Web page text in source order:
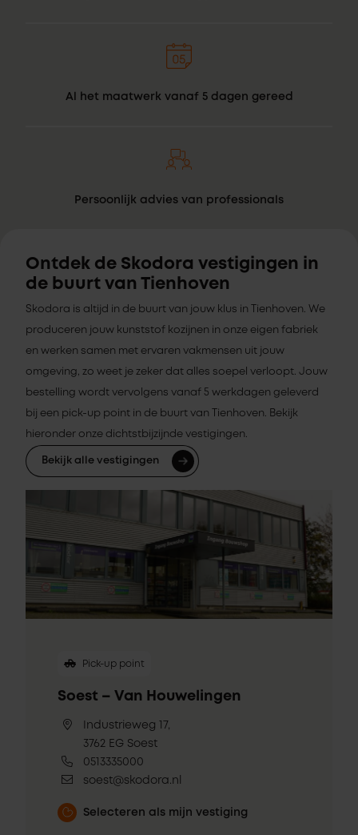
Al het maatwerk vanaf 5 dagen gereed
Persoonlijk advies van professionals
Ontdek de Skodora vestigingen in
de buurt van Tienhoven
Skodora is altijd in de buurt van jouw klus in Tienhoven. We
produceren jouw kunststof kozijnen in onze eigen fabriek
en werken samen met ervaren vakmensen uit jouw
omgeving, zo weet je zeker dat alles soepel verloopt. Jouw
bestelling wordt vervolgens vanaf 5 werkdagen geleverd
bij een pick-up point in de buurt van Tienhoven. Bekijk
hieronder onze dichtstbijzijnde vestigingen.
Bekijk alle vestigingen
Pick-up point
Soest – Van Houwelingen
Industrieweg 17,
3762 EG Soest
0513335000
soest@skodora.nl
Selecteren als mijn vestiging